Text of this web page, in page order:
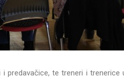
i predavačice, te treneri i trenerice